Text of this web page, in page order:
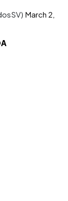
March 2,